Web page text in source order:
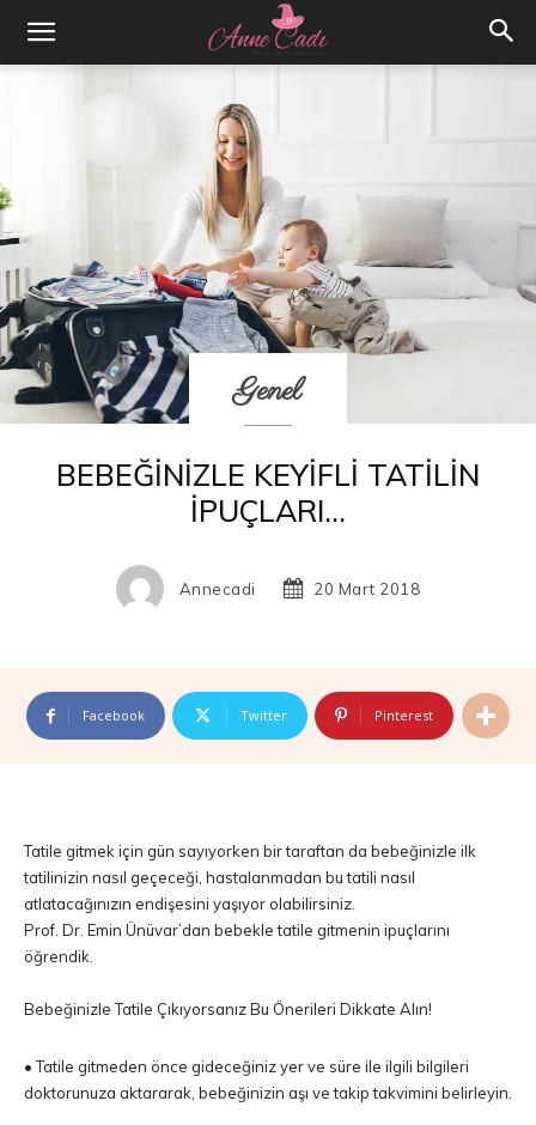
Genel
BEBEĞINIZLE KEYIFLI TATILIN
İPUÇLARI…
Annecadi 20 Mart 2018
Facebook Twitter Pinterest
Tatile gitmek için gün sayıyorken bir taraftan da bebeğinizle ilk
tatilinizin nasıl geçeceği, hastalanmadan bu tatili nasıl
atlatacağınızın endişesini yaşıyor olabilirsiniz.
Prof. Dr. Emin Ünüvar’dan bebekle tatile gitmenin ipuçlarını
öğrendik.
Bebeğinizle Tatile Çıkıyorsanız Bu Önerileri Dikkate Alın!
• Tatile gitmeden önce gideceğiniz yer ve süre ile ilgili bilgileri
doktorunuza aktararak, bebeğinizin aşı ve takip takvimini belirleyin.